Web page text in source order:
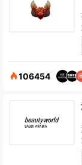
106454